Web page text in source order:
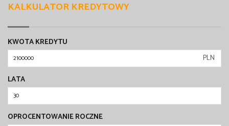
KALKULATOR KREDYTOWY
KWOTA KREDYTU
PLN
LATA
OPROCENTOWANIE ROCZNE